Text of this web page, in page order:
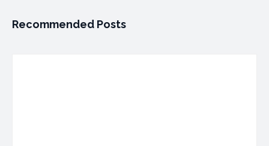
Recommended Posts